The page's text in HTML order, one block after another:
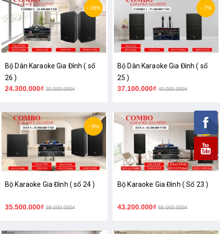
- 19%
Bộ Dàn Karaoke Gia Đình ( số
26 )
24.300.000₫ 30.000.000₫
- 7%
Bộ Dàn Karaoke Gia Đình ( số
25 )
37.100.000₫ 40.000.000₫
- 9%
Bộ Karaoke Gia Đình ( số 24 )
35.500.000₫ 39.000.000₫
Bộ Karaoke Gia Đình ( Số 23 )
43.200.000₫ 55.000.000₫